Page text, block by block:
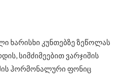
ხარისხი კუნთებზე ზეწოლას
სიმძიმეებით ვარჯიშის
ჰორმონალური ფონიც